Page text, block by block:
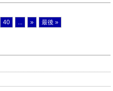
40 ... » 最後 »